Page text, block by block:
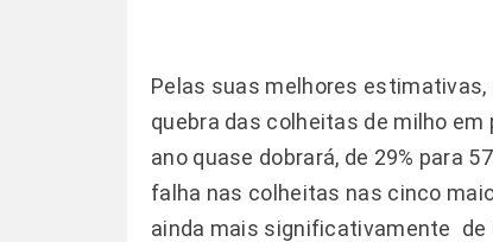
Pelas suas melhores
quebra das colheitas de milho
ano quase dobrará, de 29% para
falha nas colheitas nas cinco
ainda mais significativamente  de